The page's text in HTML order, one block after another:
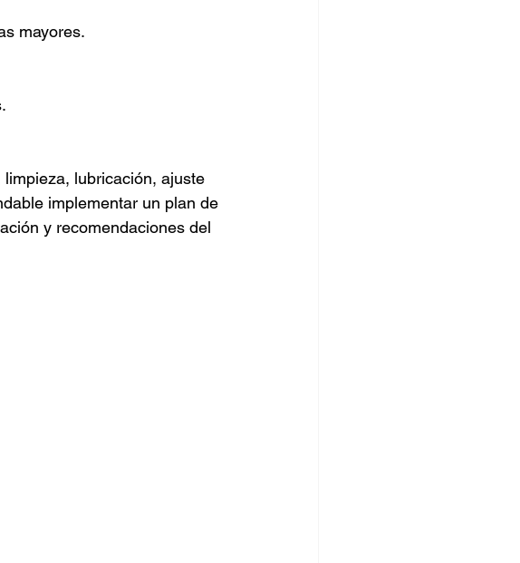
mayores.
lubricación, ajuste
implementar un plan de
y recomendaciones del